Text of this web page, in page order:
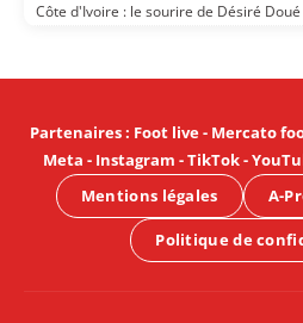
Côte d'Ivoire : le sourire de Désiré Doué
Partenaires: Foot live- Mercato
Meta - Instagram -TikTok-
Mentions légales
A-
Politique de